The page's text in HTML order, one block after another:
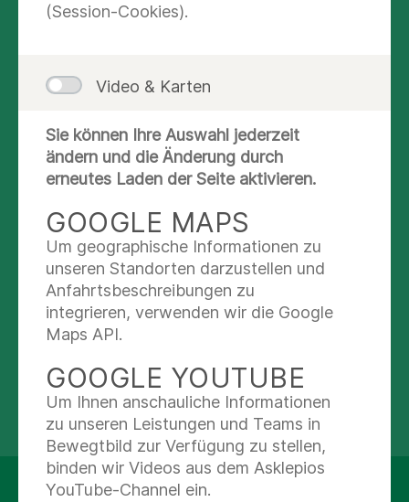
KONTAKT UND AUSKUNFT
(040) 181215 - 200
(040) 181215-209
Abteilungen
Facharztzentrum an der
(Session-Cookies).
Video & Karten
Sie können Ihre Auswahl jederzeit
ändern und die Änderung durch
erneutes Laden der Seite aktivieren.
GOOGLE MAPS
Um geographische Informationen zu
unseren Standorten darzustellen und
Anfahrtsbeschreibungen zu
integrieren, verwenden wir die Google
Maps API.
GOOGLE YOUTUBE
Um Ihnen anschauliche Informationen
zu unseren Leistungen und Teams in
Bewegtbild zur Verfügung zu stellen,
binden wir Videos aus dem Asklepios
YouTube-Channel ein.